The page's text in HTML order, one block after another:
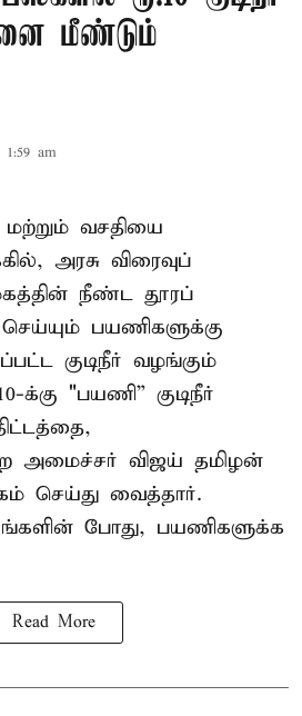
மீண்டும்
am
வசதியை
அரசு விரைவுப்
நீண்ட தூரப்
பயணிகளுக்கு
குடிநீர் வழங்கும்
க்கு "பயணி” குடிநீர்
அமைச்சர் விஜய் தமிழன்
செய்து வைத்தார்.
போது, பயணிகளுக்க
Read More